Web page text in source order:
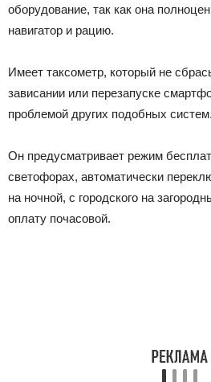
оборудование, так как она
навигатор и рацию.
Имеет таксометр, который не
зависании или перезапуске
проблемой других подобных систем.
Он предусматривает режим
светофорах, автоматически
на ночной, с городского на
оплату почасовой.